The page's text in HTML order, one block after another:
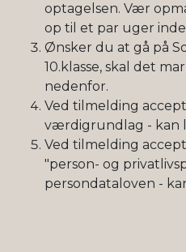
optagelsen. Vær
op til et par uger
Ønsker du at gå på
10.klasse, skal det
nedenfor.
Ved tilmelding
værdigrundlag - kan
Ved tilmelding
"person- og
persondataloven -